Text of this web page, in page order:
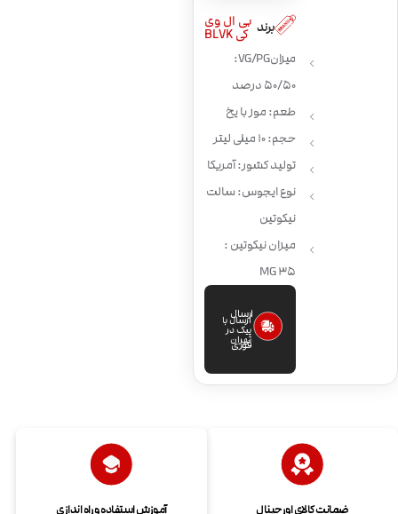
برند بی ال وی
کی BLVK
میزان VG/PG:
50/50 درصد
طعم: موز با یخ
حجم: 10 میلی لیتر
تولید کشور: آمریکا
نوع ایجوس: سالت
نیکوتین
میزان نیکوتین :
35 MG
ارسال
فوری
ارسال با
پیک در
تهران
ضمانت کالای اورجینال آموزش استفاده و راه اندازی